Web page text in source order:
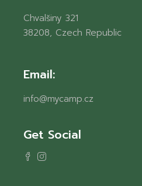
Chvalšiny 321
38208, Czech Republic
Email:
info@mycamp.cz
Get Social